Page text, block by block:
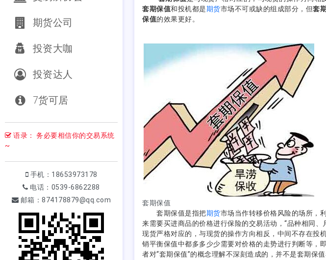
期货公司
投资大咖
投资达人
7货可居
语录： 务必要相信你的交易系统
~
手机：18653973178
电话：0539-6862288
邮箱：874178879@qq.com
套期保值和投机都是期货市场不可或缺的组成部分，但套
保值的效果更好。
套期保值
套期保值是指把期货市场当作转移价格风险的场所，
来需要买进商品的价格进行保险的交易活动，“品种相同
现货严格对应的，与现货的操作方向相反，中间不存在投
销平衡保值中都多多少少需要对价格的走势进行判断等，
者对“套期保值”的概念理解不深刻造成的，并不是套期保